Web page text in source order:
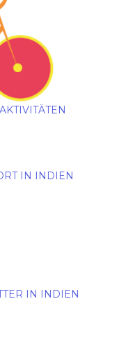
IN INDIEN
IN INDIEN